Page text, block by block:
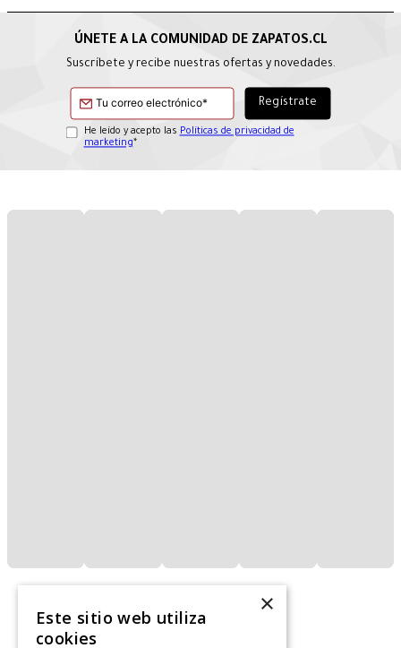
Suscríbete y recibe nuestras ofertas y novedades.
He leído y acepto las Políticas de privacidad de
marketing*
×
Este sitio web utiliza
cookies